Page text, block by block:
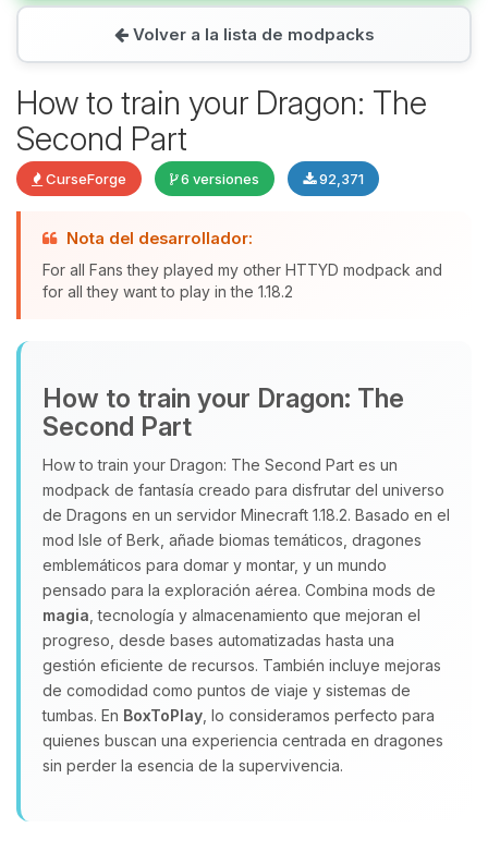
Volver a la lista de modpacks
How to train your Dragon: The
Second Part
CurseForge 6 versiones 92,371
Nota del desarrollador:
For all Fans they played my other HTTYD modpack and
for all they want to play in the 1.18.2
How to train your Dragon: The
Second Part
How to train your Dragon: The Second Part es un
modpack de fantasía creado para disfrutar del universo
de Dragons en un servidor Minecraft 1.18.2. Basado en el
mod Isle of Berk, añade biomas temáticos, dragones
emblemáticos para domar y montar, y un mundo
pensado para la exploración aérea. Combina mods de
magia , tecnología y almacenamiento que mejoran el
progreso, desde bases automatizadas hasta una
gestión eficiente de recursos. También incluye mejoras
de comodidad como puntos de viaje y sistemas de
tumbas. En BoxToPlay , lo consideramos perfecto para
quienes buscan una experiencia centrada en dragones
sin perder la esencia de la supervivencia.
Yupi, por fin alguien con quien
hablar! Soy Choupy, tu pequeno
07/08/2026 10:22